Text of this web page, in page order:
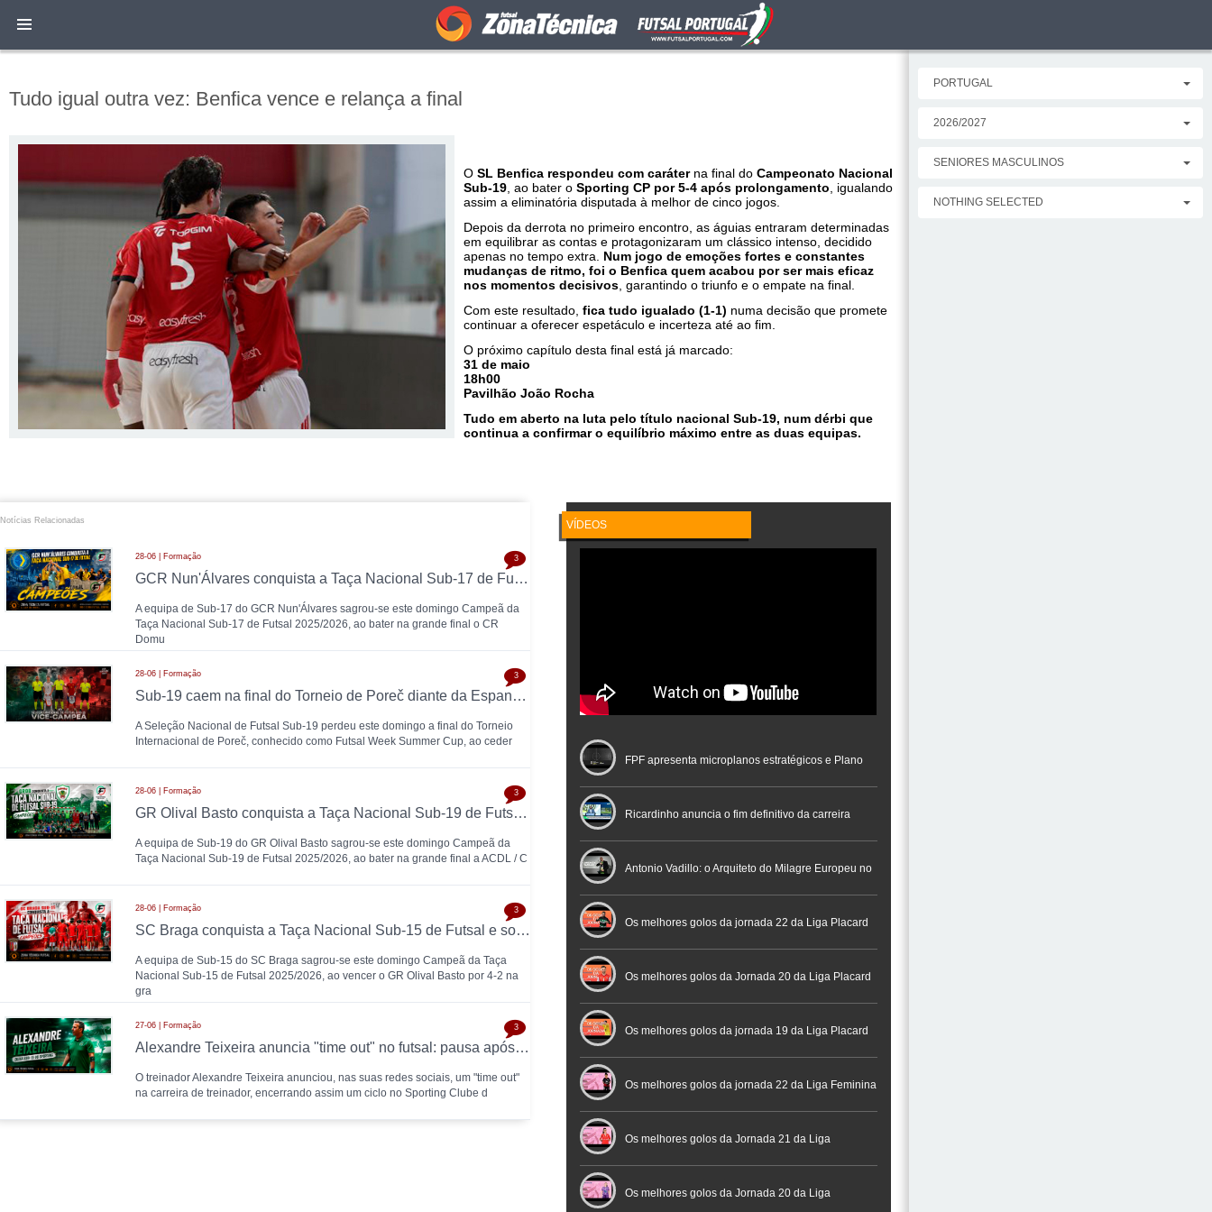
Tudo igual outra vez: Benfica vence e relança a final
O SL Benfica respondeu com caráterna final do Campeonato Nacional
Sub-19 , ao bater o Sporting CP por 5-4 após prolongamento , igualando
assim a eliminatória disputada à melhor de cinco jogos.
Depois da derrota no primeiro encontro, as águias entraram determinadas
em equilibrar as contas e protagonizaram um clássico intenso, decidido
apenas no tempo extra. Num jogo de emoções fortes e constantes
mudanças de ritmo, foi o Benfica quem acabou por ser mais eficaz
nos momentos decisivos , garantindo o triunfo e o empate na final.
Com este resultado, fica tudo igualado (1-1) numa decisão que promete
continuar a oferecer espetáculo e incerteza até ao fim.
O próximo capítulo desta final está já marcado:
31 de maio
18h00
Pavilhão João Rocha
Tudo em aberto na luta pelo título nacional Sub-19, num dérbi que
continua a confirmar o equilíbrio máximo entre as duas equipas.
Notícias Relacionadas
28-06 | Formação
GCR Nun'Álvares conquista a Taça Nacional Sub-17 de Futsal nas grandes penalidades e sobe ao Nacional
A equipa de Sub-17 do GCR Nun'Álvares sagrou-se este domingo Campeã da
Taça Nacional Sub-17 de Futsal 2025/2026, ao bater na grande final o CR
Domu
3
28-06 | Formação
Sub-19 caem na final do Torneio de Poreč diante da Espanha (1-2)
A Seleção Nacional de Futsal Sub-19 perdeu este domingo a final do Torneio
Internacional de Poreč, conhecido como Futsal Week Summer Cup, ao ceder
3
28-06 | Formação
GR Olival Basto conquista a Taça Nacional Sub-19 de Futsal após bater ACDL / CBIDN
A equipa de Sub-19 do GR Olival Basto sagrou-se este domingo Campeã da
Taça Nacional Sub-19 de Futsal 2025/2026, ao bater na grande final a ACDL / C
3
28-06 | Formação
SC Braga conquista a Taça Nacional Sub-15 de Futsal e sobe ao Campeonato Nacional 26/27
A equipa de Sub-15 do SC Braga sagrou-se este domingo Campeã da Taça
Nacional Sub-15 de Futsal 2025/2026, ao vencer o GR Olival Basto por 4-2 na
gra
3
27-06 | Formação
Alexandre Teixeira anuncia "time out" no futsal: pausa após título de Campeão Nacional pelo Sporting CP
O treinador Alexandre Teixeira anunciou, nas suas redes sociais, um "time out"
na carreira de treinador, encerrando assim um ciclo no Sporting Clube d
3
VÍDEOS
FPF apresenta microplanos estratégicos e Plano
Nacional de Arbitragem
Ricardinho anuncia o fim definitivo da carreira
profissional em conferência histórica na Cidade do
Futebol
Antonio Vadillo: o Arquiteto do Milagre Europeu no
Futsal | Documentário
Os melhores golos da jornada 22 da Liga Placard
Os melhores golos da Jornada 20 da Liga Placard
Futsal
Os melhores golos da jornada 19 da Liga Placard
Os melhores golos da jornada 22 da Liga Feminina
Placard
Os melhores golos da Jornada 21 da Liga
Feminina Placard
Os melhores golos da Jornada 20 da Liga
PORTUGAL
2026/2027
SENIORES MASCULINOS
NOTHING SELECTED